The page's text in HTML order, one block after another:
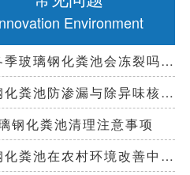
Environment
北方冬季玻璃钢化粪池会冻裂吗？需要保温措施吗？
玻璃钢化粪池防渗漏与除异味核心技术指南
钢化粪池清理注意事项
玻璃钢化粪池在农村环境改善中起到哪些作用？